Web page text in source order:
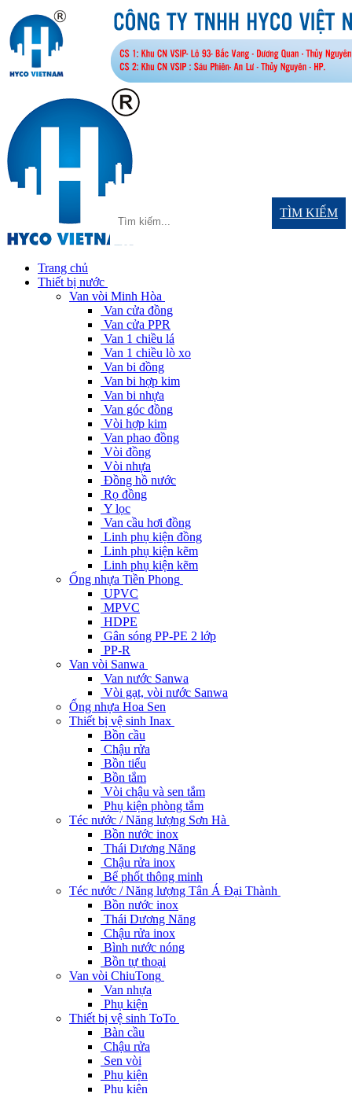
TÌM KIẾM
Trang chủ
Thiết bị nước
Van vòi Minh Hòa
Van cửa đồng
Van cửa PPR
Van 1 chiều lá
Van 1 chiều lò xo
Van bi đồng
Van bi hợp kim
Van bi nhựa
Van góc đồng
Vòi hợp kim
Van phao đồng
Vòi đồng
Vòi nhựa
Đồng hồ nước
Rọ đồng
Y lọc
Van cầu hơi đồng
Linh phụ kiện đồng
Linh phụ kiện kẽm
Linh phụ kiện kẽm
Ống nhựa Tiền Phong
UPVC
MPVC
HDPE
Gân sóng PP-PE 2 lớp
PP-R
Van vòi Sanwa
Van nước Sanwa
Vòi gạt, vòi nước Sanwa
Ống nhựa Hoa Sen
Thiết bị vệ sinh Inax
Bồn cầu
Chậu rửa
Bồn tiểu
Bồn tắm
Vòi chậu và sen tắm
Phụ kiện phòng tắm
Téc nước / Năng lượng Sơn Hà
Bồn nước inox
Thái Dương Năng
Chậu rửa inox
Bể phốt thông minh
Téc nước / Năng lượng Tân Á Đại Thành
Bồn nước inox
Thái Dương Năng
Chậu rửa inox
Bình nước nóng
Bồn tự thoại
Van vòi ChiuTong
Van nhựa
Phụ kiện
Thiết bị vệ sinh ToTo
Bàn cầu
Chậu rửa
Sen vòi
Phụ kiện
Phụ kiện